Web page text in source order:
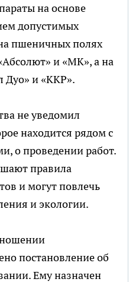
на основе
допустимых
пшеничных полях
и «МК», а на
Дуо» и «ККР».
не уведомил
находится рядом с
о проведении работ.
правила
и могут повлечь
и экологии.
постановление об
Ему назначен